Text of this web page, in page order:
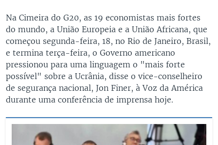
Na Cimeira do G20, as 19 economistas mais fortes
do mundo, a União Europeia e a União Africana, que
começou segunda-feira, 18, no Rio de Janeiro, Brasil,
e termina terça-feira, o Governo americano
pressionou para uma linguagem o "mais forte
possível" sobre a Ucrânia, disse o vice-conselheiro
de segurança nacional, Jon Finer, à Voz da América
durante uma conferência de imprensa hoje.